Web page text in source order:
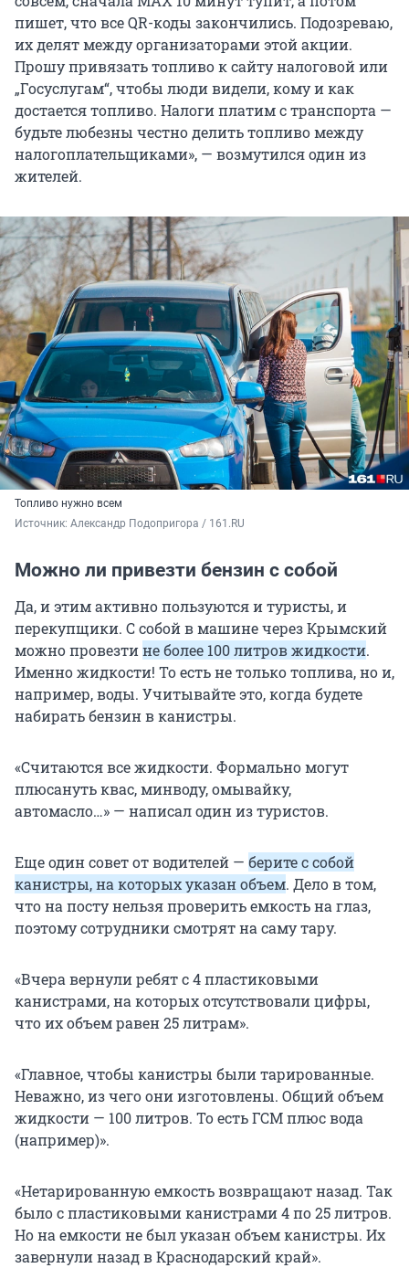
пишет, что все QR-коды закончились. Подозреваю,
их делят между организаторами этой акции.
Прошу привязать топливо к сайту налоговой или
„Госуслугам“, чтобы люди видели, кому и как
достается топливо. Налоги платим с транспорта —
будьте любезны честно делить топливо между
налогоплательщиками», — возмутился один из
жителей.
Топливо нужно всем
Источник: Александр Подопригора / 161.RU
Можно ли привезти бензин с собой
Да, и этим активно пользуются и туристы, и
перекупщики. С собой в машине через Крымский
можно провезтине более 100 литров жидкости.
Именно жидкости! То есть не только топлива, но и,
например, воды. Учитывайте это, когда будете
набирать бензин в канистры.
«Считаются все жидкости. Формально могут
плюсануть квас, минводу, омывайку,
автомасло…» — написал один из туристов.
Еще один совет от водителей — берите с собой
канистры, на которых указан объем. Дело в том,
что на посту нельзя проверить емкость на глаз,
поэтому сотрудники смотрят на саму тару.
«Вчера вернули ребят с 4 пластиковыми
канистрами, на которых отсутствовали цифры,
что их объем равен 25 литрам».
«Главное, чтобы канистры были тарированные.
Неважно, из чего они изготовлены. Общий объем
жидкости — 100 литров. То есть ГСМ плюс вода
(например)».
«Нетарированную емкость возвращают назад. Так
было с пластиковыми канистрами 4 по 25 литров.
Но на емкости не был указан объем канистры. Их
завернули назад в Краснодарский край».